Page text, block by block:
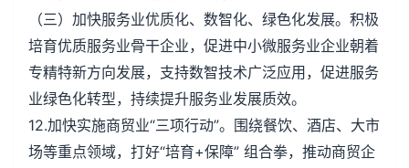
（三）加快服务业优质化、数智化、绿色化发展。积极
培育优质服务业骨干企业，促进中小微服务业企业朝着
专精特新方向发展，支持数智技术广泛应用，促进服务
业绿色化转型，持续提升服务业发展质效。
12.加快实施商贸业“三项行动”。围绕餐饮、酒店、大市
场等重点领域，打好“培育+保障” 组合拳，推动商贸企